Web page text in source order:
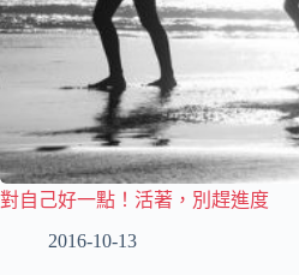
對自己好一點！活著，別趕進度
2016-10-13